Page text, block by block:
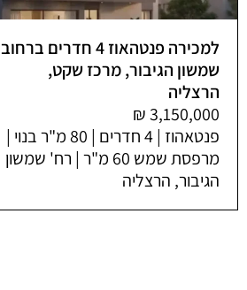
למכירה פנטהאוז 4 חדרים ברחוב
שמשון הגיבור, מרכז שקט,
הרצליה
פנטאהוז | 4 חדרים | 80 מ"ר בנוי |
מרפסת שמש 60 מ"ר | רח' שמשון
הגיבור, הרצליה